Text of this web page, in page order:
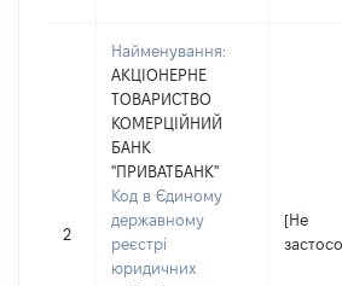
2
Найменування:
АКЦІОНЕРНЕ
ТОВАРИСТВО
КОМЕРЦІЙНИЙ
БАНК
"ПРИВАТБАНК"
Код в Єдиному
державному
реєстрі
юридичних
[Не